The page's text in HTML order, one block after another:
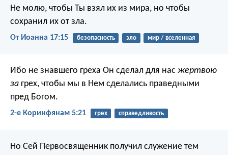
Не молю, чтобы Ты взял их из мира, но чтобы
сохранил их от зла.
От Иоанна 17:15 безопасность зло мир / вселенная
Ибо не знавшего греха Он сделал для нас жертвою
за грех, чтобы мы в Нем сделались праведными
пред Богом.
2-е Коринфянам 5:21 грех справедливость
Но Сей Первосвященник получил служение тем